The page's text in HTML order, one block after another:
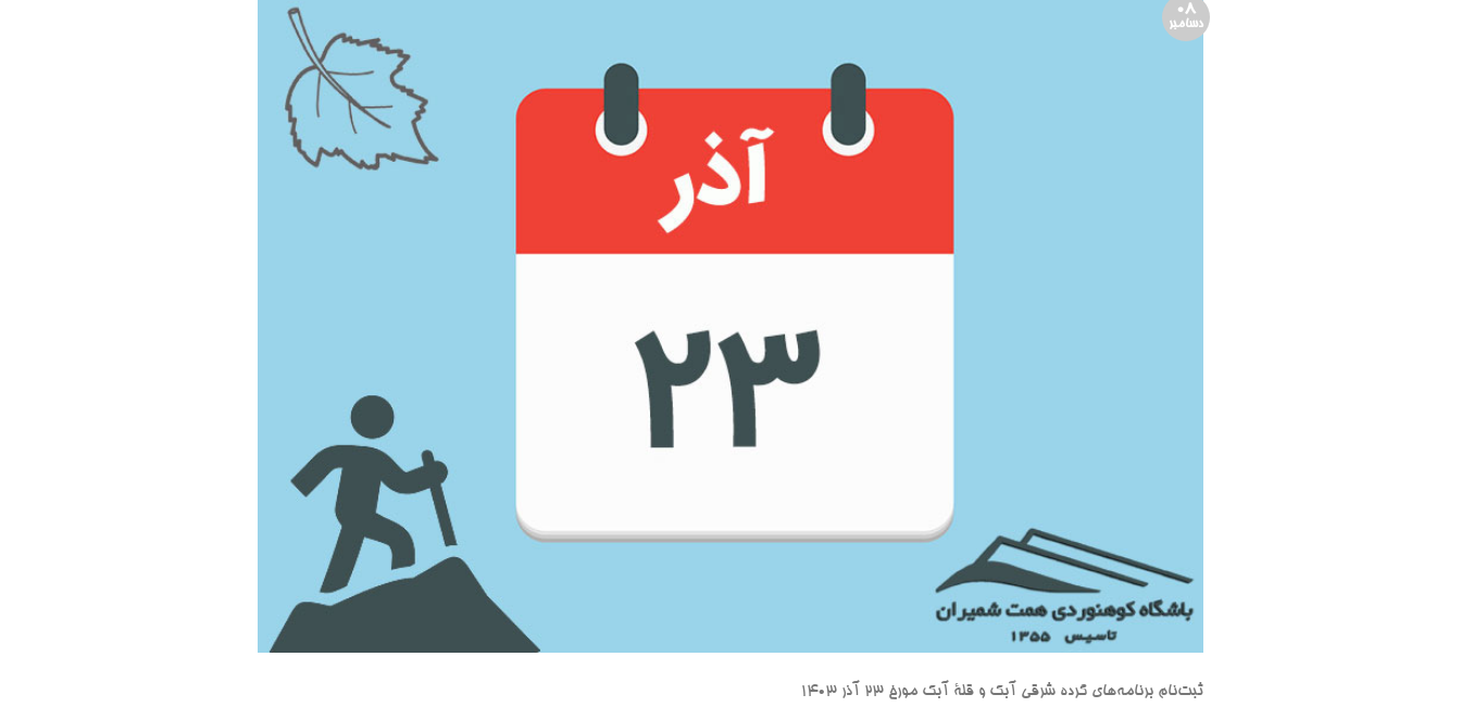
08
دسامبر
ثبت‌نام برنامه‌های گرده شرقی آبک و قلۀ آبک مورخ ۲۳ آذر ۱۴۰۳